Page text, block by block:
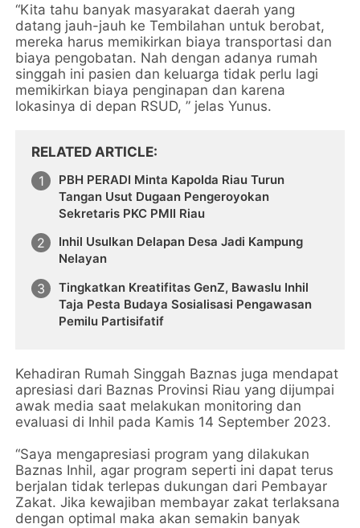
“Kita tahu banyak masyarakat daerah yang
datang jauh-jauh ke Tembilahan untuk berobat,
mereka harus memikirkan biaya transportasi dan
biaya pengobatan. Nah dengan adanya rumah
singgah ini pasien dan keluarga tidak perlu lagi
memikirkan biaya penginapan dan karena
lokasinya di depan RSUD, ” jelas Yunus.
RELATED ARTICLE
PBH PERADI Minta Kapolda Riau Turun
Tangan Usut Dugaan Pengeroyokan
Sekretaris PKC PMII Riau
Inhil Usulkan Delapan Desa Jadi Kampung
Nelayan
Tingkatkan Kreatifitas GenZ, Bawaslu Inhil
Taja Pesta Budaya Sosialisasi Pengawasan
Pemilu Partisifatif
Kehadiran Rumah Singgah Baznas juga mendapat
apresiasi dari Baznas Provinsi Riau yang dijumpai
awak media saat melakukan monitoring dan
evaluasi di Inhil pada Kamis 14 September 2023.
“Saya mengapresiasi program yang dilakukan
Baznas Inhil, agar program seperti ini dapat terus
berjalan tidak terlepas dukungan dari Pembayar
Zakat. Jika kewajiban membayar zakat terlaksana
dengan optimal maka akan semakin banyak